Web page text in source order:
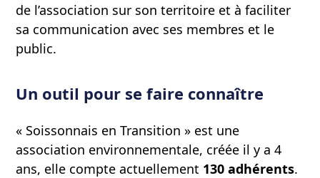
de l’association sur son territoire et à faciliter
sa communication avec ses membres et le
public.
Un outil pour se faire connaître
« Soissonnais en Transition » est une
association environnementale, créée il y a 4
ans, elle compte actuellement 130 adhérents.